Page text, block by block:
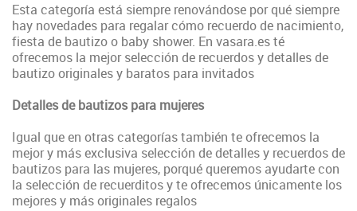
Esta categoría está siempre renovándose por qué siempre
hay novedades para regalar cómo recuerdo de nacimiento,
fiesta de bautizo o baby shower. En vasara.es té
ofrecemos la mejor selección de recuerdos y detalles de
bautizo originales y baratos para invitados
Detalles de bautizos para mujeres
Igual que en otras categorías también te ofrecemos la
mejor y más exclusiva selección de detalles y recuerdos de
bautizos para las mujeres, porqué queremos ayudarte con
la selección de recuerditos y te ofrecemos únicamente los
mejores y más originales regalos